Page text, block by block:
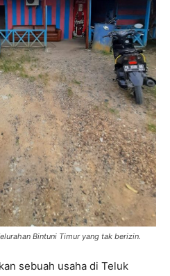
Bintuni Timur yang tak berizin.
sebuah usaha di Teluk